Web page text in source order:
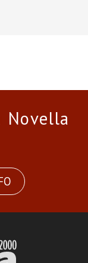
Novella